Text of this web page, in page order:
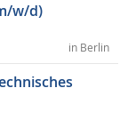
w/d)
in Berlin